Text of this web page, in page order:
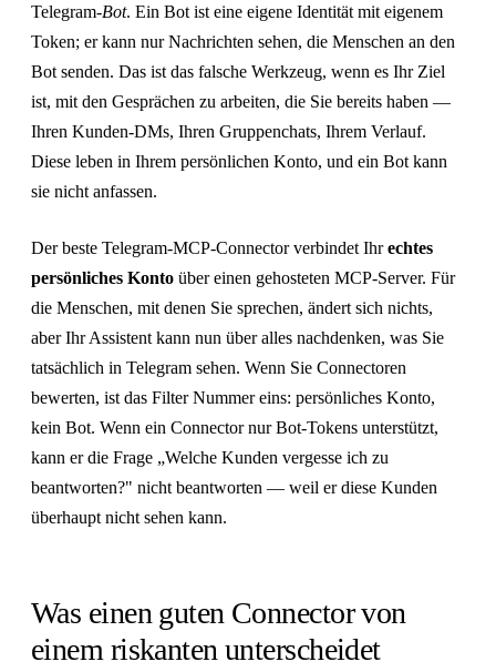
Telegram-Bot. Ein Bot ist eine eigene Identität mit eigenem
Token; er kann nur Nachrichten sehen, die Menschen an den
Bot senden. Das ist das falsche Werkzeug, wenn es Ihr Ziel
ist, mit den Gesprächen zu arbeiten, die Sie bereits haben —
Ihren Kunden-DMs, Ihren Gruppenchats, Ihrem Verlauf.
Diese leben in Ihrem persönlichen Konto, und ein Bot kann
sie nicht anfassen.
Der beste Telegram-MCP-Connector verbindet Ihrechtes
persönliches Konto über einen gehosteten MCP-Server. Für
die Menschen, mit denen Sie sprechen, ändert sich nichts,
aber Ihr Assistent kann nun über alles nachdenken, was Sie
tatsächlich in Telegram sehen. Wenn Sie Connectoren
bewerten, ist das Filter Nummer eins: persönliches Konto,
kein Bot. Wenn ein Connector nur Bot-Tokens unterstützt,
kann er die Frage „Welche Kunden vergesse ich zu
beantworten?" nicht beantworten — weil er diese Kunden
überhaupt nicht sehen kann.
Was einen guten Connector von
einem riskanten unterscheidet